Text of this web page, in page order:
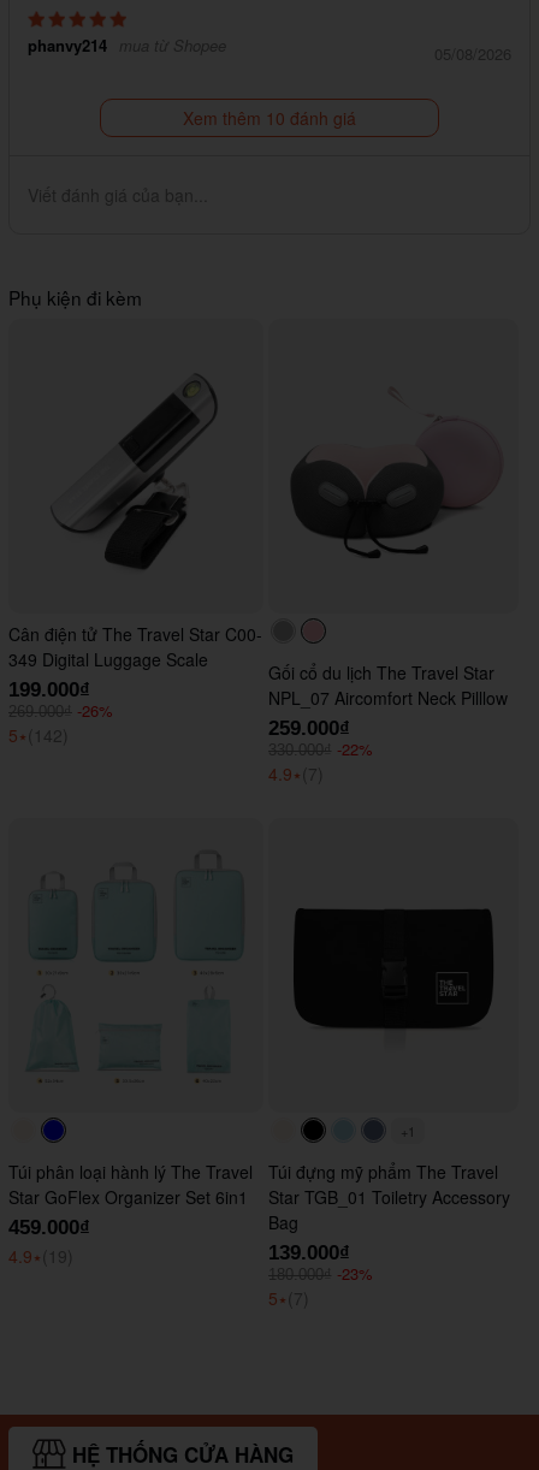
phanvy214 mua từ Shopee 05/08/2026
Xem thêm 10 đánh giá
Viết đánh giá của bạn...
Phụ kiện đi kèm
Cân điện tử The Travel Star C00-
349 Digital Luggage Scale
199.000₫
269.000₫ -26%
5⭑ (142)
#acacac
Gối cổ du lịch The Travel Star
NPL_07 Aircomfort Neck Pilllow
259.000₫
330.000₫ -22%
4.9⭑ (7)
#faf0e6
Túi phân loại hành lý The Travel
Star GoFlex Organizer Set 6in1
459.000₫
4.9⭑ (19)
#faf0e6#000000#ADD8E6
+1
Túi đựng mỹ phẩm The Travel
Star TGB_01 Toiletry Accessory
Bag
139.000₫
180.000₫ -23%
5⭑ (7)
HỆ THỐNG CỬA HÀNG